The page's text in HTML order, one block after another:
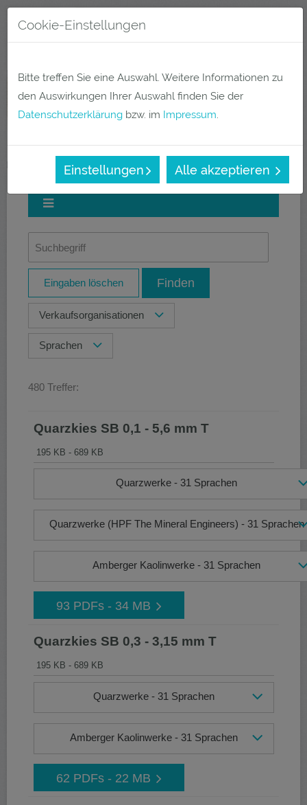
Eingaben löschen
Verkaufsorganisationen
Sprachen
480 Treffer:
Quarzkies SB 0,1 - 5,6 mm T
195 KB - 689 KB
Quarzwerke - 31 Sprachen
Quarzwerke (HPF The Mineral Engineers) - 31 Sprachen
Amberger Kaolinwerke - 31 Sprachen
93 PDFs - 34 MB
Quarzkies SB 0,3 - 3,15 mm T
195 KB - 689 KB
Quarzwerke - 31 Sprachen
Amberger Kaolinwerke - 31 Sprachen
62 PDFs - 22 MB
Cookie-Einstellungen
Bitte treffen Sie eine Auswahl. Weitere Informationen zu
den Auswirkungen Ihrer Auswahl finden Sie der
Datenschutzerklärung bzw. im Impressum
Einstellungen Alle akzeptieren